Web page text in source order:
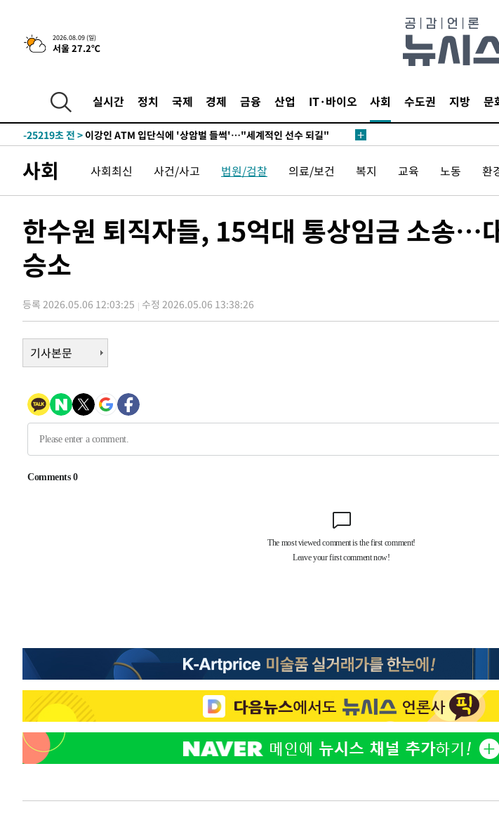
2026.08.09 (일)
서울 27.2℃
실시간 정치 국제 경제 금융 산업 IT·바이오 사회 수도권 지방 문
3시간 전 >콜롬비아 신임 우파 대통령 취임 하루만에 차량폭탄 폭발 사건
-31057초 전 > 'AT마드리드 7번' 이강인, 맨시티 상대로 비공식 데뷔전
-28623초 전 >
네타냐후, 트럼프의 가자 평화 2차 15개조 평화안 '거부'
-25219초 전 >
-24215초 전 > 태풍 돌핀, 중 저장성 타이저우시 해안에 상륙 (1보)
-20191초 전 >
[속보]與 강원·TK 당원투표 합산 김민석 48.54%로 승리…정청래
-19525초 전 >與 강원·TK 당원투표 합산 김민석 46.01%로 승리…정청래
-19172초 전 >[속보]與 당대표 경선, 경북 권리당원 투표 김민석 47.37%·정청래
45.71%
-19074초 전 >
46.35%
-18871초 전 >
-9431초 전 >[속보]장은수, KLPGA 제주삼다수 역전 우승…데뷔 10년 차에 첫 정
-4723초 전 >
손흥민, 68분 뛰고 2경기 침묵…LAFC, 톨루카에 1-0 승리(종합)
-3995초 전 >'2경기 연속 침묵' 손흥민, 톨루카전 68분만 뛰고 슈팅 0개
-2747초 전 > 이강인, 오늘 서울서 AT마드리드 입단식…'전례 없는 특급대우'
2시간 전 >'여긴 20도, 저긴 50도'…열화상 카메라로 본 폭염 저감시설 '온도차'
AT마드리드 데뷔 앞둔 이강인, 맨시티전 선발 대신 '벤치 시작'
-19074초 전 >[속보]與 당대표 경선, 대구 권리당원 투표 정청래 47.82%·김민석
46.35%
-18871초 전 >
[속보]與 당대표 경선, 강원 권리당원 투표 김민석 승리…50.30%
득표
-9431초 전 >[속보]장은수, KLPGA 제주삼다수 역전 우승…데뷔 10년 차에 첫 정
상
-4796초 전 >"얼마나 더웠으면"…안동 물길공원서 헤엄친 구렁이 '소동'
-4723초 전 >
손흥민, 68분 뛰고 2경기 침묵…LAFC, 톨루카에 1-0 승리(종합)
-3995초 전 >'2경기 연속 침묵' 손흥민, 톨루카전 68분만 뛰고 슈팅 0개
2시간 전 >'여긴 20도, 저긴 50도'…열화상 카메라로 본 폭염 저감시설 '온도차'
사회 사회최신 사건/사고 법원/검찰 의료/보건 복지 교육 노동 환
한수원 퇴직자들, 15억대 통상임금 소송…
승소
등록 2026.05.06 12:03:25 수정 2026.05.06 13:38:26
기사본문